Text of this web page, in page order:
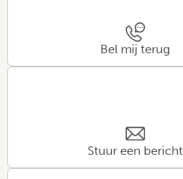
Bel mij terug
Stuur een bericht